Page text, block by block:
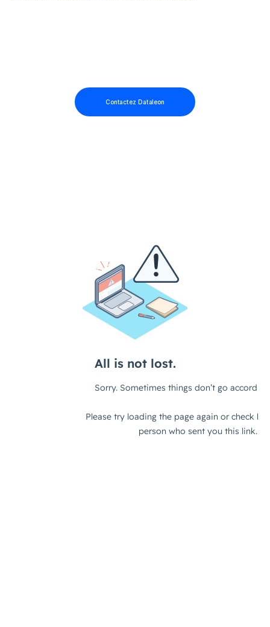
Contactez Dataleon